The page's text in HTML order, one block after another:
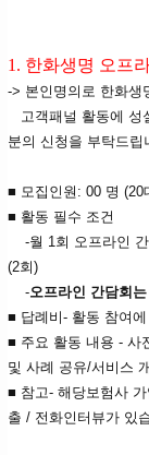
1. 한화생명 오프
-> 본인명의로 한화생
고객패널 활동에 성
분의 신청을 부탁드립
■ 모집인원: 00 명
■ 활동 필수 조건
-월 1회 오프라인 간
(2회)
-오프라인 간담회
■ 답례비- 활동 참여
■ 주요 활동 내용 - 사
및 사례 공유/서비스
■ 참고- 해당보험사
출 / 전화인터뷰가 있